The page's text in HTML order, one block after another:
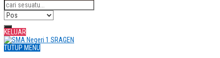
KELUAR
TUTUP MENU